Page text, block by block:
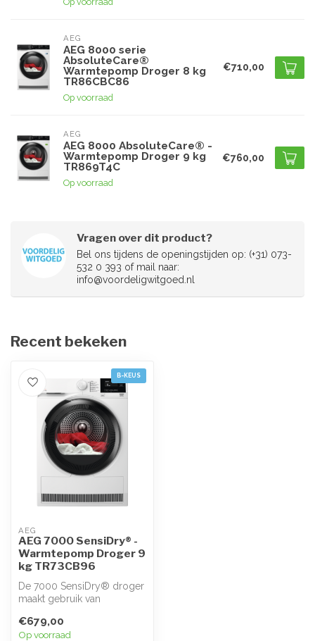
AEG
AEG 8000 serie
AbsoluteCare®
Warmtepomp Droger 8 kg
TR86CBC86
Op voorraad
€710,00
AEG
AEG 8000 AbsoluteCare® -
Warmtepomp Droger 9 kg
TR869T4C
Op voorraad
€760,00
Vragen over dit product?
Bel ons tijdens de openingstijden op: (+31) 073-
532 0 393 of mail naar:
info@voordeligwitgoed.nl
Recent bekeken
B-KEUS
AEG
AEG 7000 SensiDry® -
Warmtepomp Droger 9
kg TR73CB96
De 7000 SensiDry® droger
maakt gebruik van
en droogt kledi...
€679,00
Op voorraad